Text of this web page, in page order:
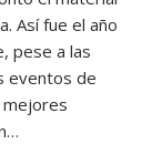
Así fue el año
pese a las
eventos de
mejores